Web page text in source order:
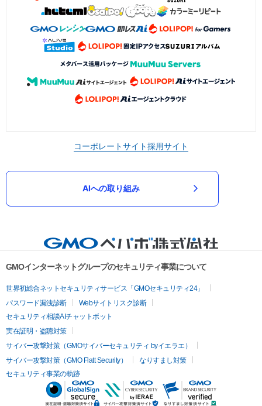
コーポレートサイト採用サイト
AIへの取り組み
GMOインターネットグループのセキュリティ事業について
世界初総合ネットセキュリティサービス「GMOセキュリティ24」
パスワード漏洩診断
Webサイトリスク診断
セキュリティ相談AIチャットボット
実在証明・盗聴対策
サイバー攻撃対策（GMOサイバーセキュリティ byイエラエ）
サイバー攻撃対策（GMO Flatt Security）
なりすまし対策
セキュリティ事業の軌跡